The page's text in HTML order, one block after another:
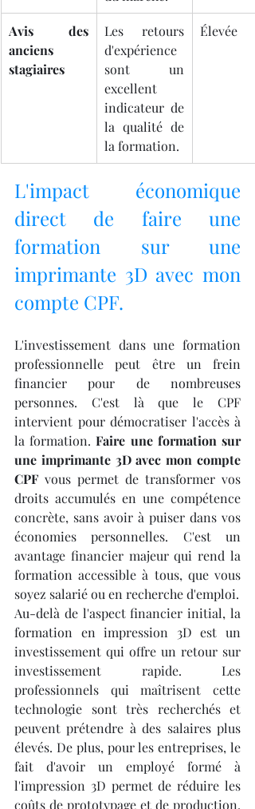
Avis des
anciens
stagiaires
Les retours
d'expérience
sont un
excellent
indicateur de
la qualité de
la formation.
Élevée
L'impact économique
direct de faire une
formation sur une
imprimante 3D avec mon
compte CPF.
L'investissement dans une formation
professionnelle peut être un frein
financier pour de nombreuses
personnes. C'est là que le CPF
intervient pour démocratiser l'accès à
la formation. Faire une formation sur
une imprimante 3D avec mon compte
CPF vous permet de transformer vos
droits accumulés en une compétence
concrète, sans avoir à puiser dans vos
économies personnelles. C'est un
avantage financier majeur qui rend la
formation accessible à tous, que vous
soyez salarié ou en recherche d'emploi.
Au-delà de l'aspect financier initial, la
formation en impression 3D est un
investissement qui offre un retour sur
investissement rapide. Les
professionnels qui maîtrisent cette
technologie sont très recherchés et
peuvent prétendre à des salaires plus
élevés. De plus, pour les entreprises, le
fait d'avoir un employé formé à
l'impression 3D permet de réduire les
coûts de prototypage et de production,